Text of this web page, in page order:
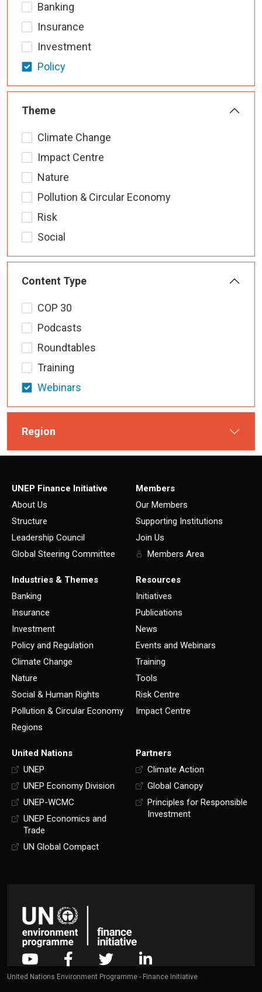
Banking
Insurance
Investment
Policy
Theme
Climate Change
Impact Centre
Nature
Pollution & Circular Economy
Risk
Social
Content Type
COP 30
Podcasts
Roundtables
Training
Webinars
Region
UNEP Finance Initiative
About Us
Structure
Leadership Council
Global Steering Committee
Members
Our Members
Supporting Institutions
Join Us
Members Area
Industries & Themes
Banking
Insurance
Investment
Policy and Regulation
Climate Change
Nature
Social & Human Rights
Pollution & Circular Economy
Regions
Resources
Initiatives
Publications
News
Events and Webinars
Training
Tools
Risk Centre
Impact Centre
United Nations
UNEP
UNEP Economy Division
UNEP-WCMC
UNEP Economics and
Trade
UN Global Compact
Partners
Climate Action
Global Canopy
Principles for Responsible
Investment
United Nations Environment Programme - Finance Initiative